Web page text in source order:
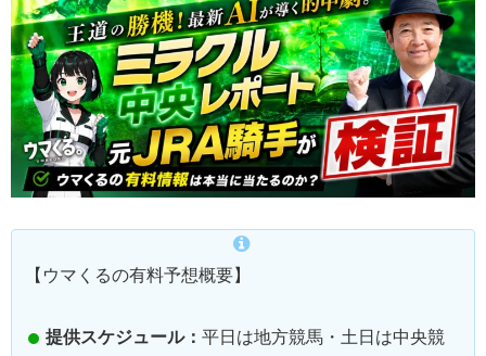
【ウマくるの有料予想概要】
提供スケジュール：平日は地方競馬・土日は中央競